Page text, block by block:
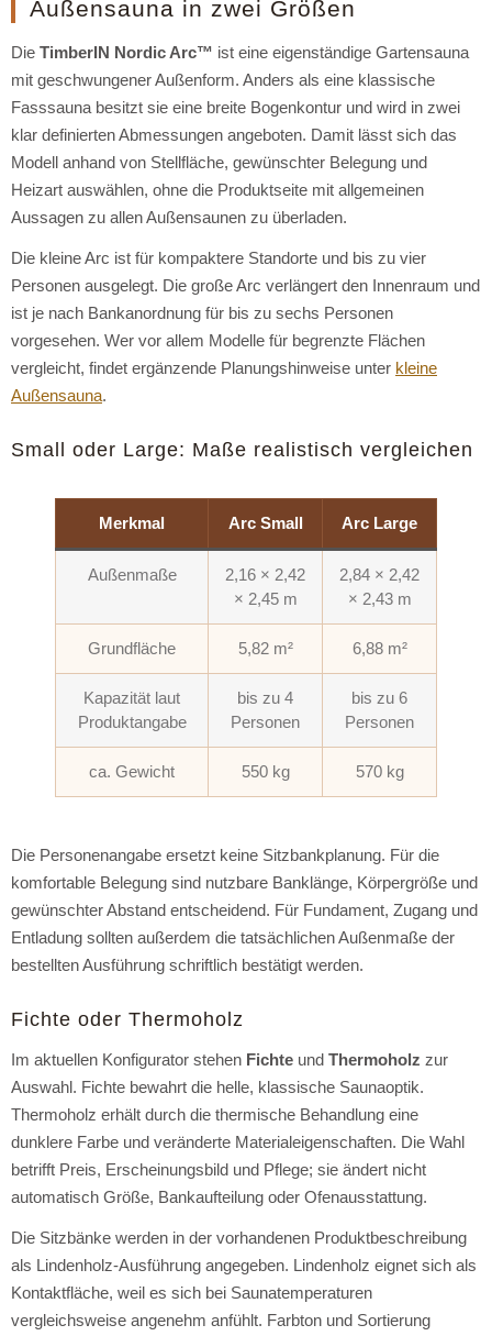
Außensauna in zwei Größen
Die TimberIN Nordic Arc™ ist eine eigenständige Gartensauna
mit geschwungener Außenform. Anders als eine klassische
Fasssauna besitzt sie eine breite Bogenkontur und wird in zwei
klar definierten Abmessungen angeboten. Damit lässt sich das
Modell anhand von Stellfläche, gewünschter Belegung und
Heizart auswählen, ohne die Produktseite mit allgemeinen
Aussagen zu allen Außensaunen zu überladen.
Die kleine Arc ist für kompaktere Standorte und bis zu vier
Personen ausgelegt. Die große Arc verlängert den Innenraum und
ist je nach Bankanordnung für bis zu sechs Personen
vorgesehen. Wer vor allem Modelle für begrenzte Flächen
vergleicht, findet ergänzende Planungshinweise unter kleine
Außensauna.
Small oder Large: Maße realistisch vergleichen
Merkmal Arc Small Arc Large
Außenmaße
2,16 × 2,42
× 2,45 m
2,84 × 2,42
× 2,43 m
Grundfläche 5,82 m² 6,88 m²
Kapazität laut
Produktangabe
bis zu 4
Personen
bis zu 6
Personen
ca. Gewicht 550 kg 570 kg
Die Personenangabe ersetzt keine Sitzbankplanung. Für die
komfortable Belegung sind nutzbare Banklänge, Körpergröße und
gewünschter Abstand entscheidend. Für Fundament, Zugang und
Entladung sollten außerdem die tatsächlichen Außenmaße der
bestellten Ausführung schriftlich bestätigt werden.
Fichte oder Thermoholz
Im aktuellen Konfigurator stehen Fichte und Thermoholz zur
Auswahl. Fichte bewahrt die helle, klassische Saunaoptik.
Thermoholz erhält durch die thermische Behandlung eine
dunklere Farbe und veränderte Materialeigenschaften. Die Wahl
betrifft Preis, Erscheinungsbild und Pflege; sie ändert nicht
automatisch Größe, Bankaufteilung oder Ofenausstattung.
Die Sitzbänke werden in der vorhandenen Produktbeschreibung
als Lindenholz-Ausführung angegeben. Lindenholz eignet sich als
Kontaktfläche, weil es sich bei Saunatemperaturen
vergleichsweise angenehm anfühlt. Farbton und Sortierung